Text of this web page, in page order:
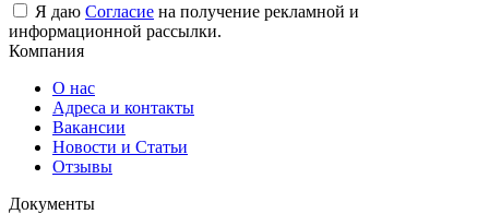
Я даю Согласие на получение рекламной и
информационной рассылки.
Компания
О нас
Адреса и контакты
Вакансии
Новости и Статьи
Отзывы
Документы